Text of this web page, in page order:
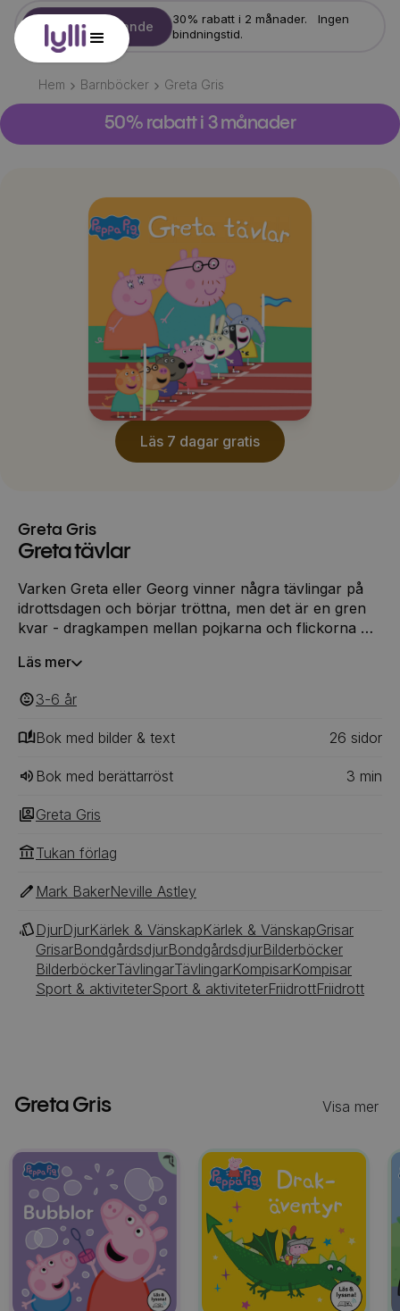
Starta erbjudande
30% rabatt i 2 månader. Ingen
bindningstid.
Hem Barnböcker Greta Gris
50% rabatt i 3 månader
Läs 7 dagar gratis
Greta Gris
Greta tävlar
Varken Greta eller Georg vinner några tävlingar på
idrottsdagen och börjar tröttna, men det är en gren
kvar - dragkampen mellan pojkarna och flickorna …
Läs mer
3-6 ‎‎ år
Bok med bilder & text 26 ‎‎ sidor
Bok med berättarröst 3 min
Greta Gris
Tukan förlag
Mark BakerNeville Astley
DjurDjurKärlek & VänskapKärlek & VänskapGrisar
GrisarBondgårdsdjurBondgårdsdjurBilderböcker
BilderböckerTävlingarTävlingarKompisarKompisar
Sport & aktiviteterSport & aktiviteterFriidrottFriidrott
Greta Gris Visa mer